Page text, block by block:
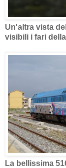
Un'altra vista
visibili i fari
La bellissima